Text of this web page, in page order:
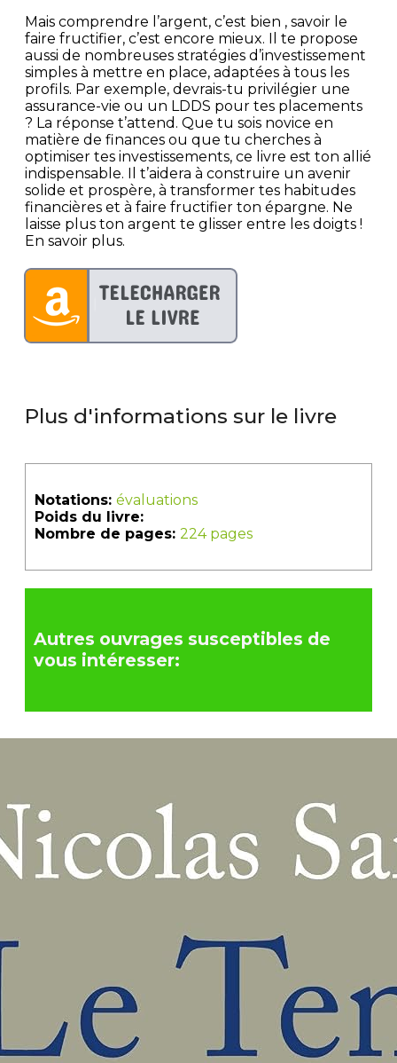
Mais comprendre l’argent, c’est bien , savoir le
faire fructifier, c’est encore mieux. Il te propose
aussi de nombreuses stratégies d’investissement
simples à mettre en place, adaptées à tous les
profils. Par exemple, devrais-tu privilégier une
assurance-vie ou un LDDS pour tes placements
? La réponse t’attend. Que tu sois novice en
matière de finances ou que tu cherches à
optimiser tes investissements, ce livre est ton allié
indispensable. Il t’aidera à construire un avenir
solide et prospère, à transformer tes habitudes
financières et à faire fructifier ton épargne. Ne
laisse plus ton argent te glisser entre les doigts !
En savoir plus.
Plus d'informations sur le livre
Notations: évaluations
Poids du livre:
Nombre de pages: 224 pages
Autres ouvrages susceptibles de
vous intéresser: